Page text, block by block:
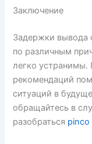
Заключение
Задержки вывода
по различным
легко
рекомендаций
ситуаций в
обращайтесь в
разобраться pinco